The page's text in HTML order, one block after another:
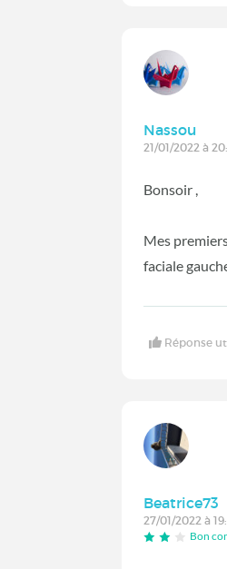
Nassou
21/01/2022 à
Bonsoir ,
Mes
faciale
Réponse
Beatrice73
27/01/2022 à
Bon